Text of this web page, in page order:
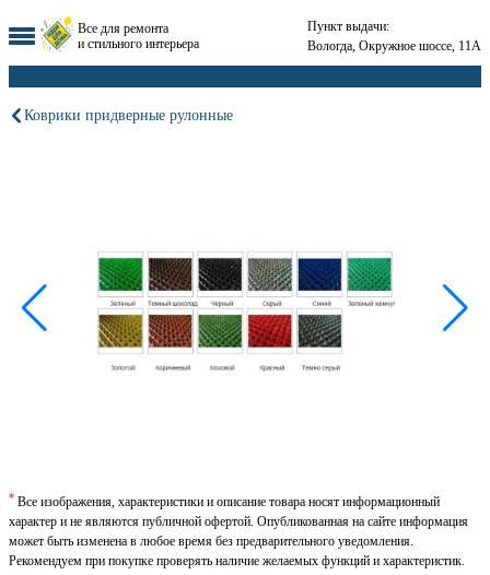
Все для ремонта
и стильного интерьера
Пункт выдачи:
Вологда, Окружное шоссе, 11А
Коврики придверные рулонные
* Все изображения, характеристики и описание товара носят информационный
характер и не являются публичной офертой. Опубликованная на сайте информация
может быть изменена в любое время без предварительного уведомления.
Рекомендуем при покупке проверять наличие желаемых функций и характеристик.